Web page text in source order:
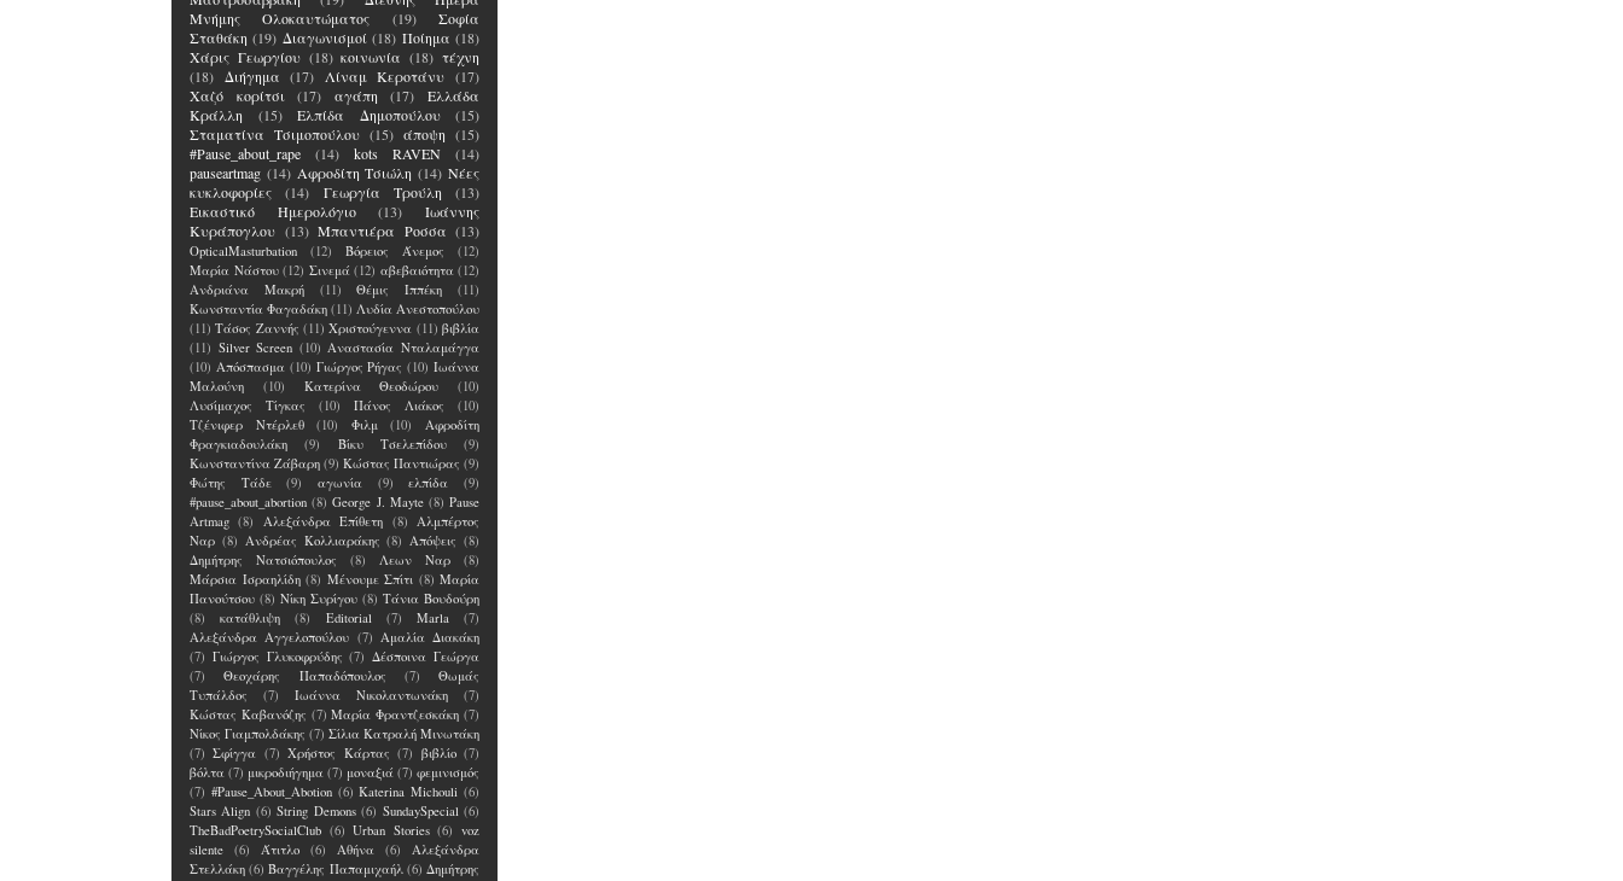
Μνήμης Ολοκαυτώματος
(19)
Σοφία
Σταθάκη (19) Διαγωνισμοί (18) Ποίημα (18)
Χάρις Γεωργίου (18) κοινωνία (18) τέχνη
(18)
Διήγημα (17) Λίναμ Κεροτάνυ (17)
Χαζό κορίτσι
(17) αγάπη (17)
Ελλάδα
Κράλλη
(15) Ελπίδα Δημοπούλου
(15)
Σταματίνα Τσιμοπούλου (15) άποψη (15)
#Pause_about_rape
(14) kots RAVEN
(14)
pauseartmag (14) Αφροδίτη Τσιώλη (14) Νέες
κυκλοφορίες
(14) Γεωργία Τρούλη
(13)
Εικαστικό Ημερολόγιο
(13)
Ιωάννης
Κυράπογλου (13) Μπαντιέρα Ροσσα (13)
OpticalMasturbation (12) Βόρειος Άνεμος
(12)
Μαρία Νάστου (12) Σινεμά (12) αβεβαιότητα (12)
Ανδριάνα Μακρή
(11) Θέμις Ιππέκη
(11)
Κωνσταντία Φαγαδάκη (11) Λυδία Ανεστοπούλου
(11) Τάσος Ζαννής (11) Χριστούγεννα (11) βιβλία
(11) Silver Screen (10) Αναστασία Νταλαμάγγα
(10) Απόσπασμα (10) Γιώργος Ρήγας (10) Ιωάννα
Μαλούνη
(10) Κατερίνα Θεοδώρου
(10)
Λυσίμαχος Τίγκας
(10) Πάνος Λιάκος
(10)
Τζένιφερ Ντέρλεθ
(10) Φιλμ (10)
Αφροδίτη
Φραγκιαδουλάκη
(9) Βίκυ Τσελεπίδου
(9)
Κωνσταντίνα Ζάβαρη (9) Κώστας Παντιώρας (9)
Φώτης Τάδε
(9) αγωνία (9) ελπίδα
(9)
#pause_about_abortion (8) George J. Mayte (8) Pause
Artmag (8) Αλεξάνδρα Επίθετη (8) Αλμπέρτος
Ναρ (8) Ανδρέας Κολλιαράκης (8) Απόψεις (8)
Δημήτρης Νατσιόπουλος
(8) Λεων Ναρ
(8)
Μάρσια Ισραηλίδη (8) Μένουμε Σπίτι (8) Μαρία
Πανούτσου (8) Νίκη Συρίγου (8) Τάνια Βουδούρη
(8)
κατάθλιψη (8) Editorial (7) Marla
(7)
Αλεξάνδρα Αγγελοπούλου (7) Αμαλία Διακάκη
(7) Γιώργος Γλυκοφρύδης (7) Δέσποινα Γεώργα
(7)
Θεοχάρης Παπαδόπουλος (7)
Θωμάς
Τυπάλδος
(7) Ιωάννα Νικολαντωνάκη
(7)
Κώστας Καβανόζης (7) Μαρία Φραντζεσκάκη (7)
Νίκος Γιαμπολδάκης (7) Σίλια Κατραλή Μινωτάκη
(7) Σφίγγα (7) Χρήστος Κάρτας (7) βιβλίο (7)
βόλτα (7) μικροδιήγημα (7) μοναξιά (7) φεμινισμός
(7) #Pause_About_Abotion (6) Katerina Michouli (6)
Stars Align (6) String Demons (6) SundaySpecial (6)
TheBadPoetrySocialClub (6) Urban Stories (6) voz
silente
(6) Άτιτλο (6) Αθήνα (6)
Αλεξάνδρα
Στελλάκη (6) Βαγγέλης Παπαμιχαήλ (6) Δημήτρης